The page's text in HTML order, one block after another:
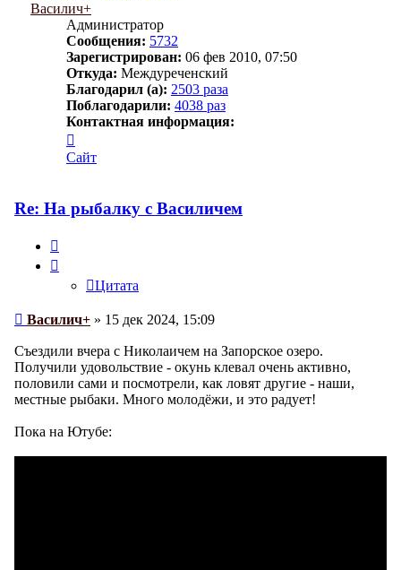
Василич+
Администратор
Сообщения: 5732
Зарегистрирован: 06 фев 2010, 07:50
Откуда: Междуреченский
Благодарил (а): 2503 раза
Поблагодарили: 4038 раз
Контактная информация:
информация
пользователя
Сайт
Re: На рыбалку с Василичем
Цитата
Сообщение
Василич+ » 15 дек 2024, 15:09
Съездили вчера с Николаичем на Запорское озеро.
Получили удовольствие - окунь клевал очень активно,
половили сами и посмотрели, как ловят другие - наши,
местные рыбаки. Много молодёжи, и это радует!
Пока на Ютубе: